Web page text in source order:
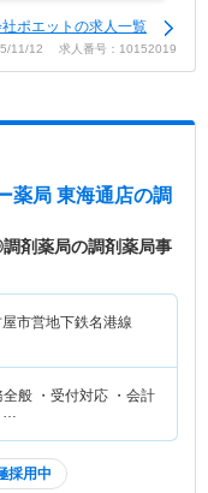
ポエットの求人一覧
11/12 求人番号：10152019
薬局 東海通店の調
剤薬局の調剤薬局事
市営地下鉄名港線
般 ・受付対応 ・会計
…
採用中